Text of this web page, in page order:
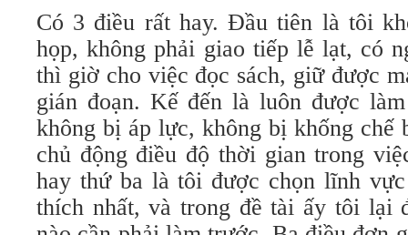
Có 3 điều rất hay. Đầu tiên là tôi
họp, không phải giao tiếp lễ lạt, có
thì giờ cho việc đọc sách, giữ được
gián đoạn. Kế đến là luôn được
không bị áp lực, không bị khống
chủ động điều độ thời gian trong
hay thứ ba là tôi được chọn lĩnh
thích nhất, và trong đề tài ấy tôi lại